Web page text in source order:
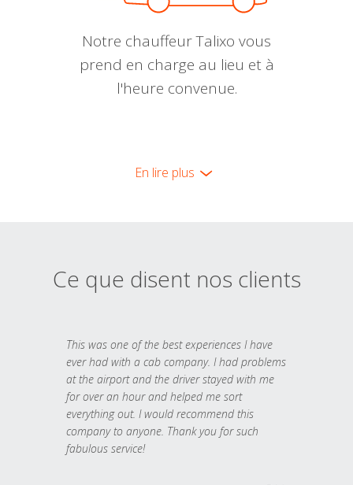
Notre chauffeur Talixo vous
prend en charge au lieu et à
l'heure convenue.
En lire plus
Ce que disent nos clients
This was one of the best experiences I have
ever had with a cab company. I had problems
at the airport and the driver stayed with me
for over an hour and helped me sort
everything out. I would recommend this
company to anyone. Thank you for such
fabulous service!